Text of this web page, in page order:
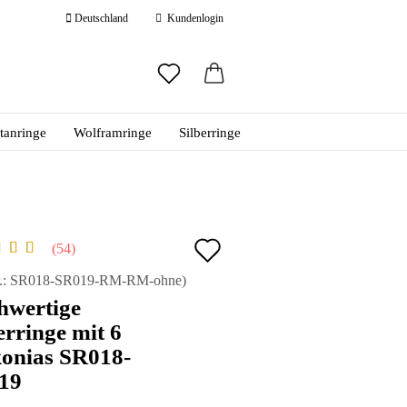
Deutschland Kundenlogin
vergessen?
Wolframringe Silberringe
54
SR018-SR019-RM-RM-ohne)
mit 6
SR018-